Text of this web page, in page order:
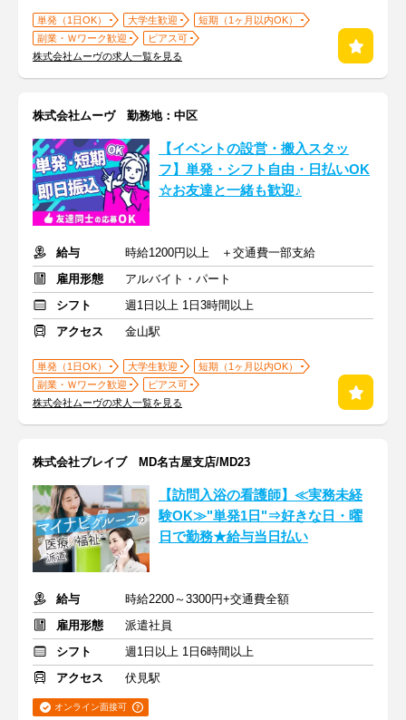
単発（1日OK） 大学生歓迎
短期（1ヶ月以内OK）
副業・Ｗワーク歓迎
ピアス可
株式会社ムーヴの求人一覧を見る
株式会社ムーヴ 勤務地：中区
【イベントの設営・搬入スタッ
フ】単発・シフト自由・日払いOK
☆お友達と一緒も歓迎♪
給与
時給1200円以上 ＋交通費一部支給
雇用形態
アルバイト・パート
シフト
週1日以上 1日3時間以上
アクセス
金山駅
単発（1日OK） 大学生歓迎
短期（1ヶ月以内OK）
副業・Ｗワーク歓迎
ピアス可
株式会社ムーヴの求人一覧を見る
株式会社ブレイブ MD名古屋支店/MD23
【訪問入浴の看護師】≪実務未経
験OK≫"単発1日"⇒好きな日・曜
日で勤務★給与当日払い
給与
時給2200～3300円+交通費全額
雇用形態
派遣社員
シフト
週1日以上 1日6時間以上
アクセス
伏見駅
オンライン面接可